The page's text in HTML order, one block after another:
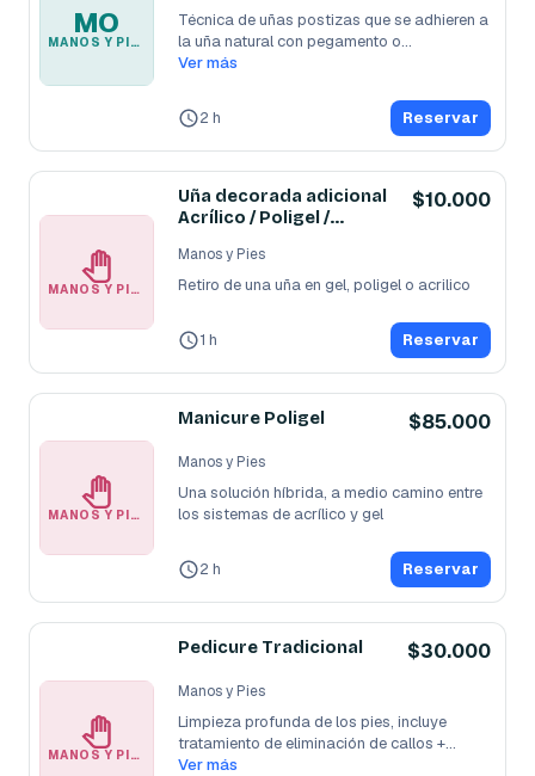
MO
MANOS Y PIES
Técnica de uñas postizas que se adhieren a
la uña natural con pegamento o...
Ver más
2 h Reservar
MANOS Y PIES
Uña decorada adicional
Acrílico / Poligel /
$10.000
Manos y Pies
Retiro de una uña en gel, poligel o acrilico
1 h Reservar
MANOS Y PIES
Manicure Poligel $85.000
Manos y Pies
Una solución híbrida, a medio camino entre
los sistemas de acrílico y gel
2 h Reservar
MANOS Y PIES
Pedicure Tradicional $30.000
Manos y Pies
Limpieza profunda de los pies, incluye
tratamiento de eliminación de callos +...
Ver más